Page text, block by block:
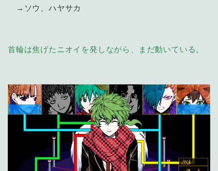
→ソウ、ハヤサカ
首輪は焦げたニオイを発しながら、まだ動いている。